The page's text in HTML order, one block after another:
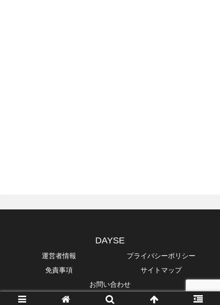
DAYSE
運営者情報
プライバシーポリシー
免責事項
サイトマップ
お問い合わせ
Copyright © 2014-2026 DAYSE All Rights Reserved.